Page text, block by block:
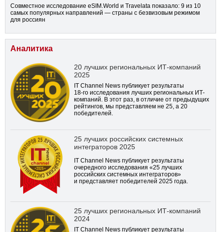
Совместное исследование eSIM.World и Travelata показало: 9 из 10
самых популярных направлений — страны с безвизовым режимом
для россиян
Аналитика
20 лучших региональных ИТ-компаний
2025
IT Channel News публикует результаты
18-го исследования лучших региональных ИТ-
компаний. В этот раз, в отличие от предыдущих
рейтингов, мы представляем не 25, а 20
победителей.
25 лучших российских системных
интеграторов 2025
IT Channel News публикует результаты
очередного исследования «25 лучших
российских системных интеграторов»
и представляет победителей 2025 года.
25 лучших региональных ИТ-компаний
2024
IT Channel News публикует результаты